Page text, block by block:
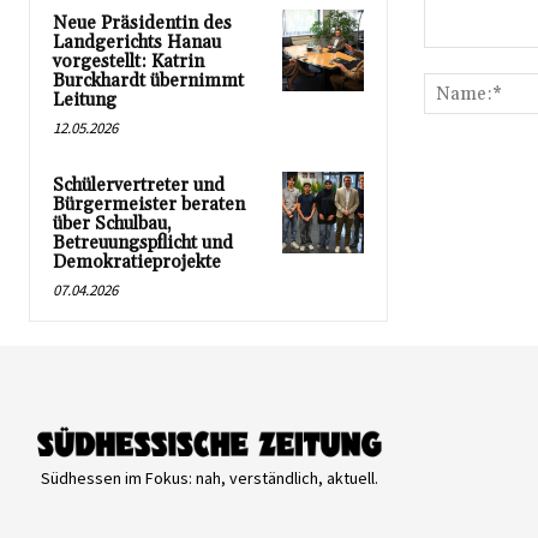
Neue Präsidentin des
Landgerichts Hanau
vorgestellt: Katrin
Burckhardt übernimmt
Leitung
12.05.2026
Schülervertreter und
Bürgermeister beraten
über Schulbau,
Betreuungspflicht und
Demokratieprojekte
07.04.2026
Südhessen im Fokus: nah, verständlich, aktuell.